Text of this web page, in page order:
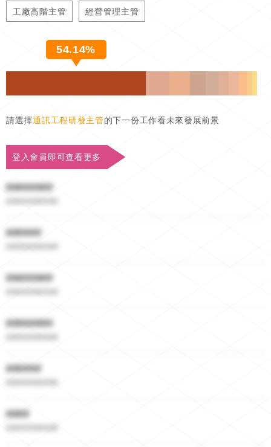
工廠高階主管 經營管理主管
54.14%
請選擇通訊工程研發主管的下一份工作看未來發展前景
登入會員即可查看更多
########
######
########
########
######
####